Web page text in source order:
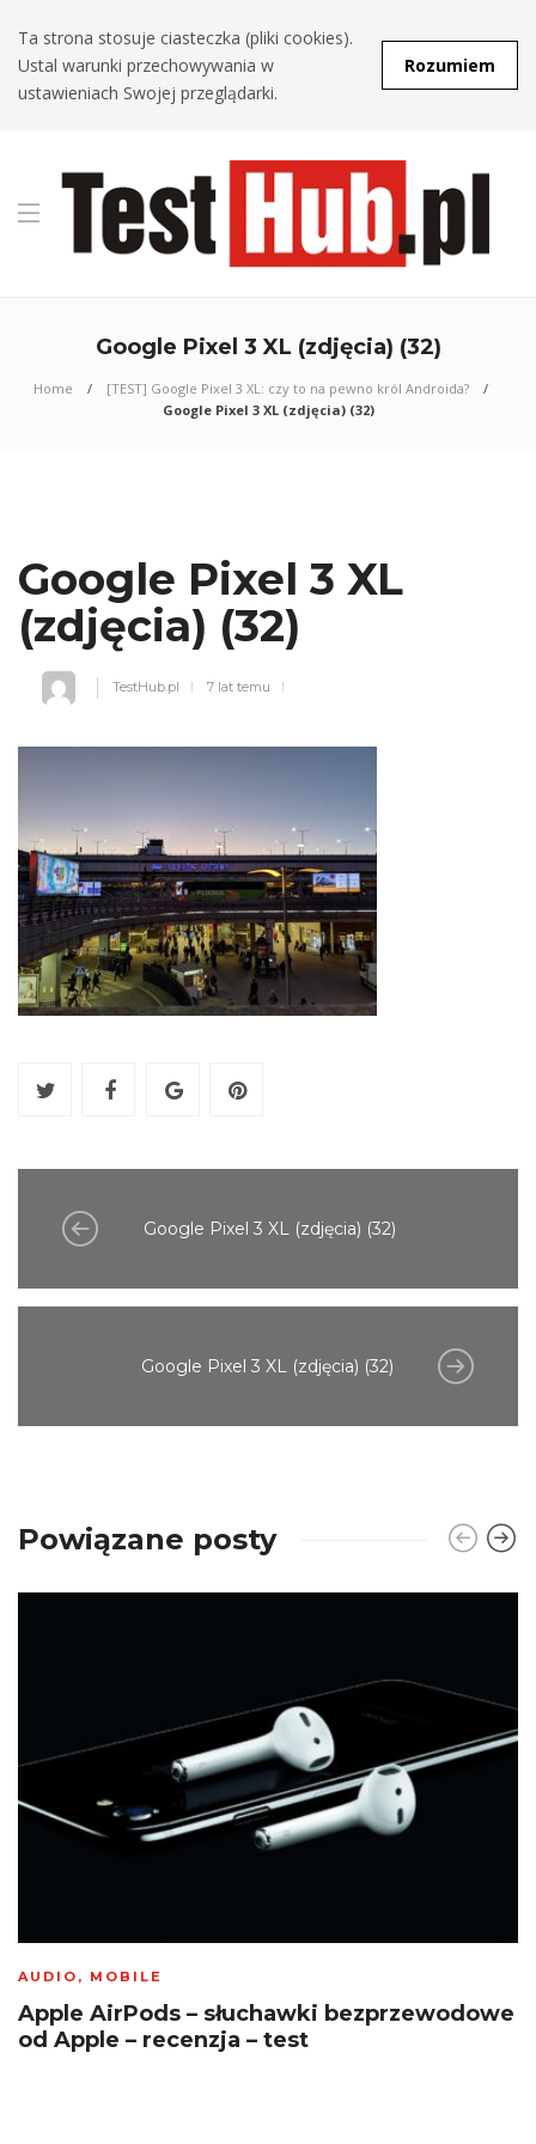
Ta strona stosuje ciasteczka (pliki cookies).
Ustal warunki przechowywania w
ustawieniach Swojej przeglądarki.
Rozumiem
Google Pixel 3 XL (zdjęcia) (32)
Home
[TEST] Google Pixel 3 XL: czy to na pewno król Androida?
Google Pixel 3 XL (zdjęcia) (32)
Google Pixel 3 XL
(zdjęcia) (32)
TestHub.pl 7 lat temu
Google Pixel 3 XL (zdjęcia) (32)
Google Pixel 3 XL (zdjęcia) (32)
Powiązane posty
AUDIO , MOBILE
Apple AirPods – słuchawki bezprzewodowe
od Apple – recenzja – test